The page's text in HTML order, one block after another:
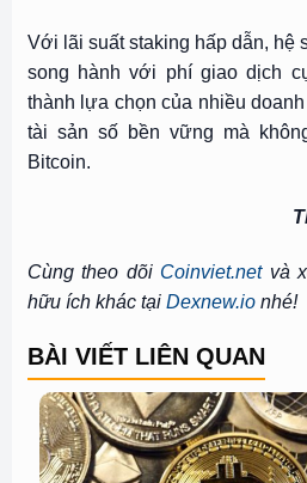
Với lãi suất staking hấp dẫn, hệ
song hành với phí giao dịch
thành lựa chọn của nhiều
tài sản số bền vững mà
Bitcoin.
Cùng theo dõi Coinviet.netvà
hữu ích khác tại Dexnew.ionhé!
BÀI VIẾT LIÊN QUAN